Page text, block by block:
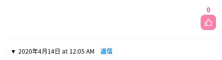
0
2020年4月14日 at 12:05 AM 返信